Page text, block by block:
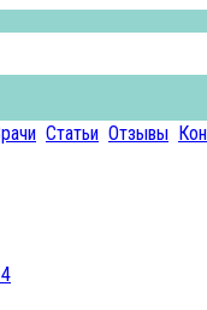
Статьи Отзывы